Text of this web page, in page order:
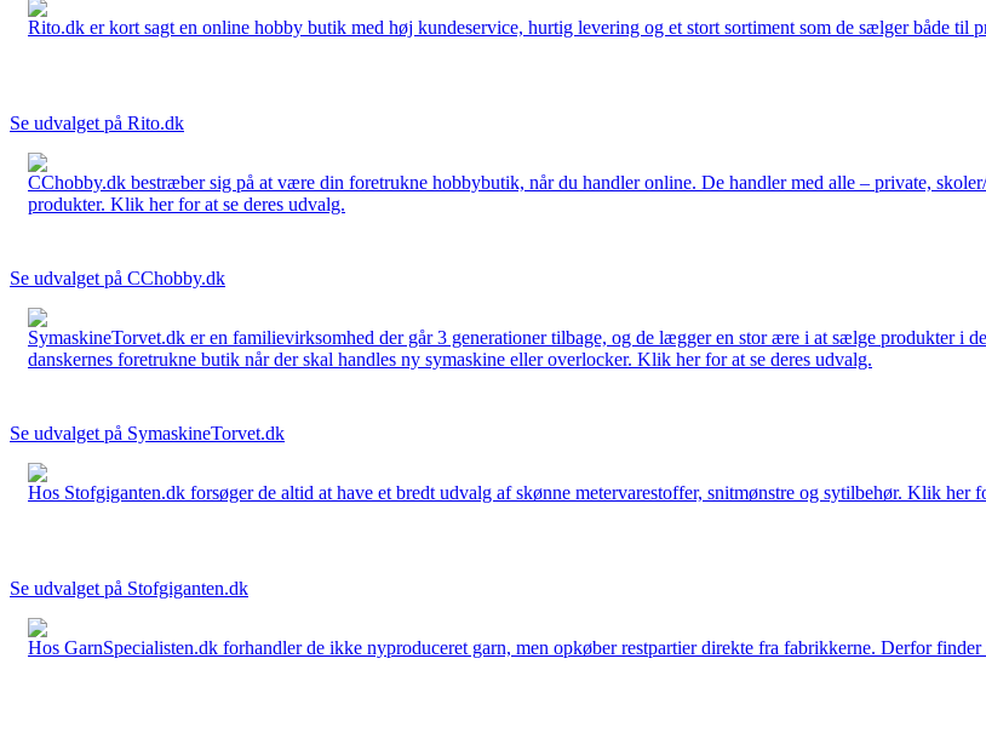
Rito.dk er kort sagt en online hobby butik med høj kundeservice, hurtig levering og et stort sortiment som de sælger både til
Se udvalget på Rito.dk
CChobby.dk bestræber sig på at være din foretrukne hobbybutik, når du handler online. De handler med alle – private,
produkter. Klik her for at se deres udvalg.
Se udvalget på CChobby.dk
SymaskineTorvet.dk er en familievirksomhed der går 3 generationer tilbage, og de lægger en stor ære i at sælge produkter i
danskernes foretrukne butik når der skal handles ny symaskine eller overlocker. Klik her for at se deres udvalg.
Se udvalget på SymaskineTorvet.dk
Hos Stofgiganten.dk forsøger de altid at have et bredt udvalg af skønne metervarestoffer, snitmønstre og sytilbehør. Klik her
Se udvalget på Stofgiganten.dk
Hos GarnSpecialisten.dk forhandler de ikke nyproduceret garn, men opkøber restpartier direkte fra fabrikkerne. Derfor